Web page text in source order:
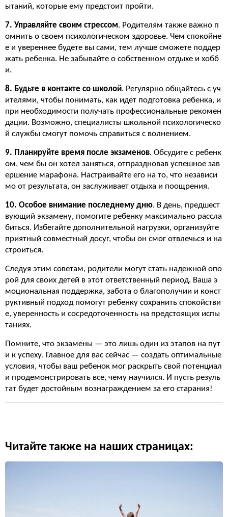
ытаний, которые ему предстоит пройти.
7. Управляйте своим стрессом. Родителям также важно п
омнить о своем психологическом здоровье. Чем спокойне
е и увереннее будете вы сами, тем лучше сможете поддер
жать ребенка. Не забывайте о собственном отдыхе и хобб
и.
8. Будьте в контакте со школой. Регулярно общайтесь с уч
ителями, чтобы понимать, как идет подготовка ребенка, и
при необходимости получать профессиональные рекомен
дации. Возможно, специалисты школьной психологическо
й службы смогут помочь справиться с волнением.
9. Планируйте время после экзаменов. Обсудите с ребенк
ом, чем бы он хотел заняться, отпраздновав успешное зав
ершение марафона. Настраивайте его на то, что независи
мо от результата, он заслуживает отдыха и поощрения.
10. Особое внимание последнему дню. В день, предшест
вующий экзамену, помогите ребенку максимально рассла
биться. Избегайте дополнительной нагрузки, организуйте
приятный совместный досуг, чтобы он смог отвлечься и на
строиться.
Следуя этим советам, родители могут стать надежной опо
рой для своих детей в этот ответственный период. Ваша э
моциональная поддержка, забота о благополучии и конст
руктивный подход помогут ребенку сохранить спокойстви
е, уверенность и сосредоточенность на предстоящих испы
таниях.
Помните, что экзамены — это лишь один из этапов на пут
и к успеху. Главное для вас сейчас — создать оптимальные
условия, чтобы ваш ребенок мог раскрыть свой потенциал
и продемонстрировать все, чему научился. И пусть резуль
тат будет достойным вознаграждением за его старания!
Читайте также на наших страницах: